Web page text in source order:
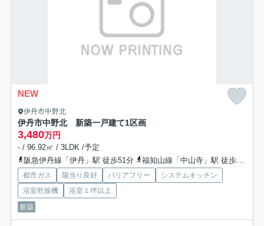
NEW
伊丹市中野北
伊丹市中野北 新築一戸建て1区画
3,480万円
- / 96.92㎡ / 3LDK /予定
阪急伊丹線「伊丹」駅 徒歩51分
福知山線「中山寺」駅 徒歩41分
都市ガス 陽当り良好 バリアフリー
システムキッチン
浴室乾燥機
浴室１坪以上
新築